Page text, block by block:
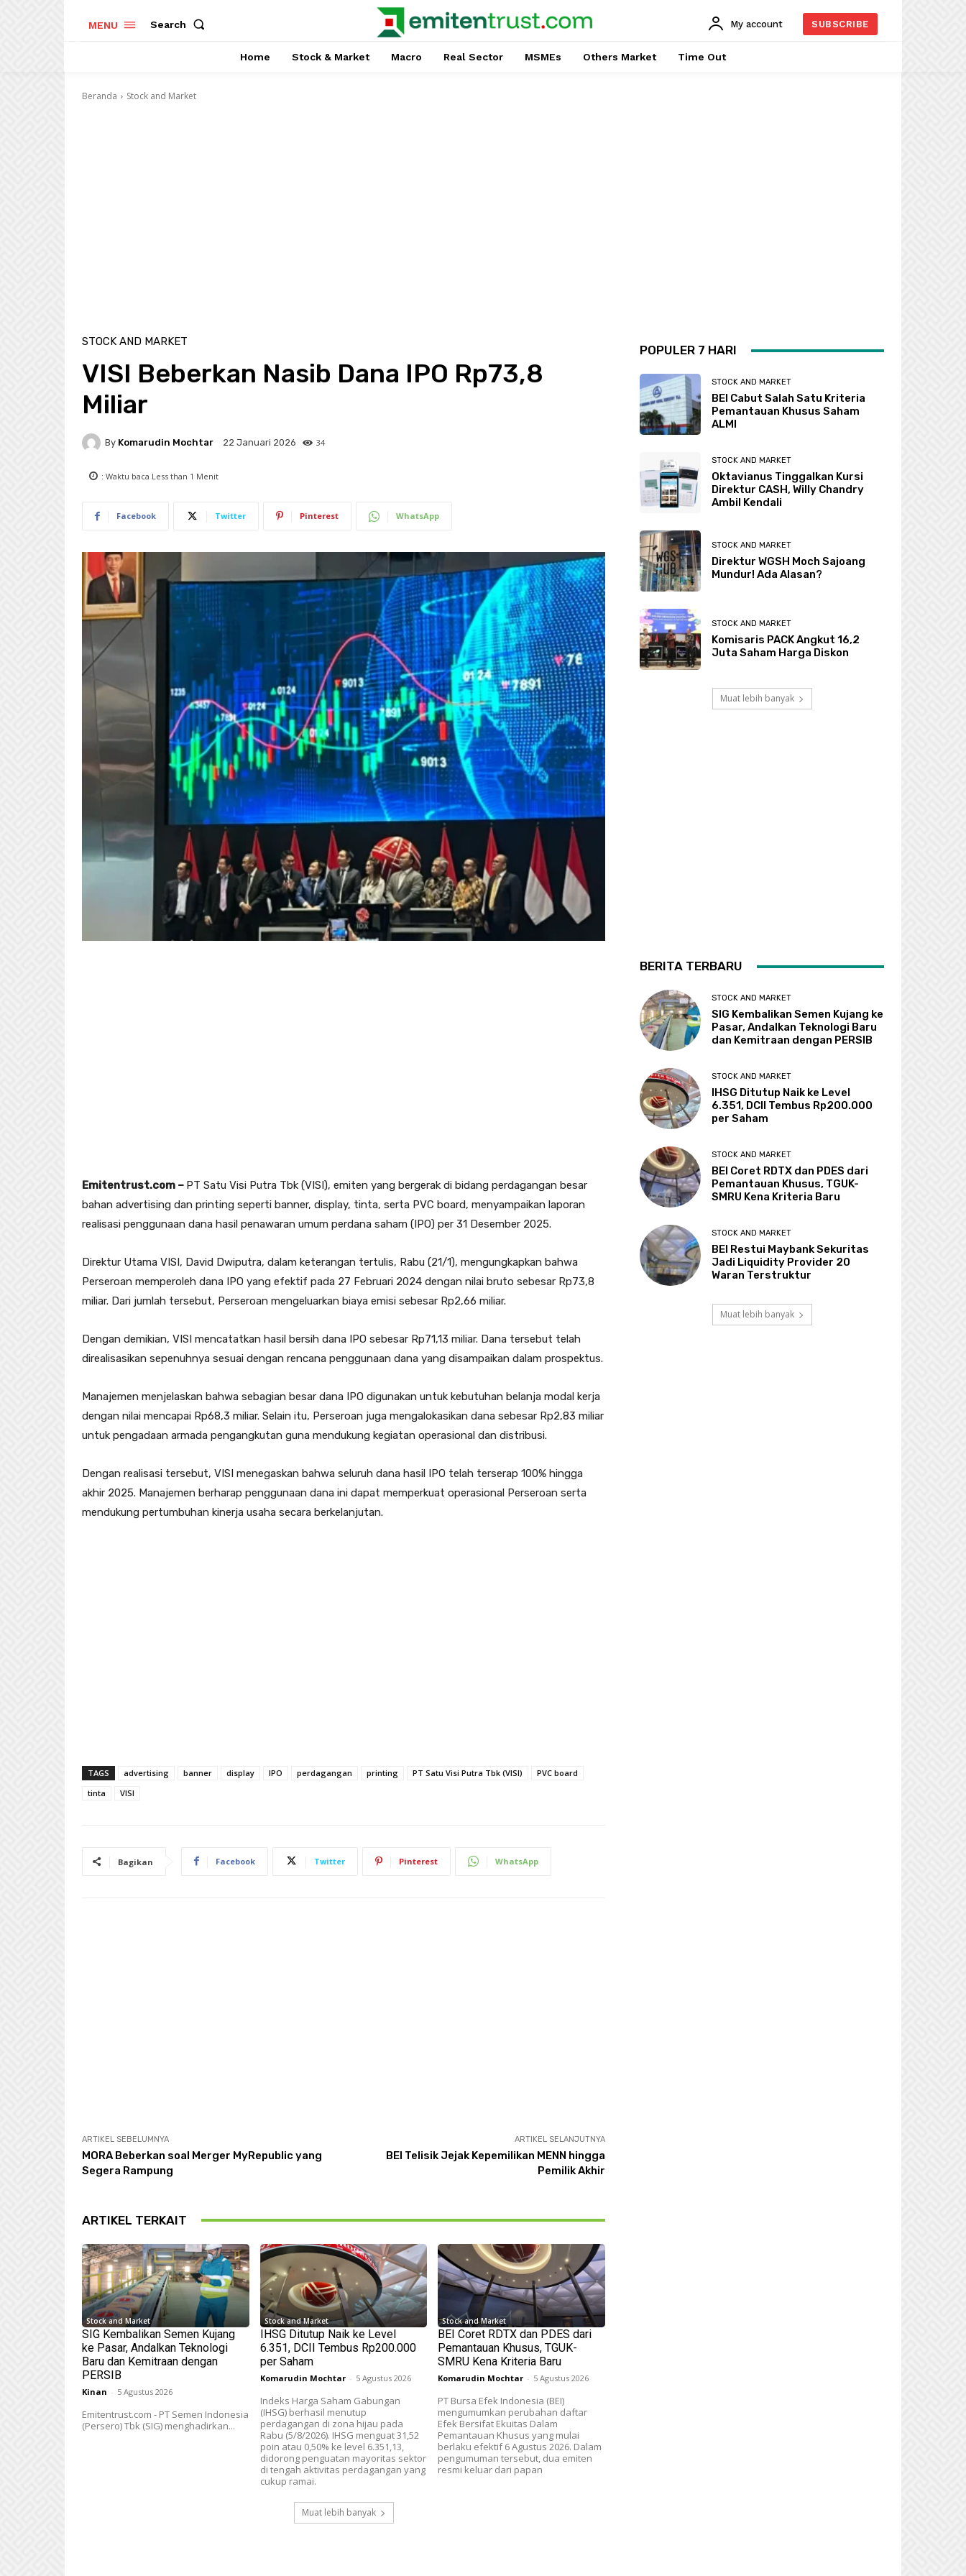
MENU Search My account SUBSCRIBE
Home Stock & Market Macro Real Sector MSMEs Others Market Time Out
Beranda Stock and Market
STOCK AND MARKET
VISI Beberkan Nasib Dana IPO Rp73,8
Miliar
By Komarudin Mochtar 22 Januari 2026 34
: Waktu baca Less than 1 Menit
Facebook Twitter Pinterest WhatsApp
Emitentrust.com – PT Satu Visi Putra Tbk (VISI), emiten yang bergerak di bidang perdagangan besar
bahan advertising dan printing seperti banner, display, tinta, serta PVC board, menyampaikan laporan
realisasi penggunaan dana hasil penawaran umum perdana saham (IPO) per 31 Desember 2025.
Direktur Utama VISI, David Dwiputra, dalam keterangan tertulis, Rabu (21/1), mengungkapkan bahwa
Perseroan memperoleh dana IPO yang efektif pada 27 Februari 2024 dengan nilai bruto sebesar Rp73,8
miliar. Dari jumlah tersebut, Perseroan mengeluarkan biaya emisi sebesar Rp2,66 miliar.
Dengan demikian, VISI mencatatkan hasil bersih dana IPO sebesar Rp71,13 miliar. Dana tersebut telah
direalisasikan sepenuhnya sesuai dengan rencana penggunaan dana yang disampaikan dalam prospektus.
Manajemen menjelaskan bahwa sebagian besar dana IPO digunakan untuk kebutuhan belanja modal kerja
dengan nilai mencapai Rp68,3 miliar. Selain itu, Perseroan juga mengalokasikan dana sebesar Rp2,83 miliar
untuk pengadaan armada pengangkutan guna mendukung kegiatan operasional dan distribusi.
Dengan realisasi tersebut, VISI menegaskan bahwa seluruh dana hasil IPO telah terserap 100% hingga
akhir 2025. Manajemen berharap penggunaan dana ini dapat memperkuat operasional Perseroan serta
mendukung pertumbuhan kinerja usaha secara berkelanjutan.
TAGS advertising banner display IPO perdagangan printing PT Satu Visi Putra Tbk (VISI)
PVC board
tinta
VISI
Bagikan Facebook Twitter Pinterest WhatsApp
ARTIKEL SEBELUMNYA
MORA Beberkan soal Merger MyRepublic yang
Segera Rampung
ARTIKEL SELANJUTNYA
BEI Telisik Jejak Kepemilikan MENN hingga
Pemilik Akhir
ARTIKEL TERKAIT
Stock and Market
SIG Kembalikan Semen Kujang
ke Pasar, Andalkan Teknologi
Baru dan Kemitraan dengan
PERSIB
Kinan - 5 Agustus 2026
Emitentrust.com - PT Semen Indonesia
(Persero) Tbk (SIG) menghadirkan...
Stock and Market
IHSG Ditutup Naik ke Level
6.351, DCII Tembus Rp200.000
per Saham
Komarudin Mochtar - 5 Agustus 2026
Indeks Harga Saham Gabungan
(IHSG) berhasil menutup
perdagangan di zona hijau pada
Rabu (5/8/2026). IHSG menguat 31,52
poin atau 0,50% ke level 6.351,13,
didorong penguatan mayoritas sektor
di tengah aktivitas perdagangan yang
cukup ramai.
Stock and Market
BEI Coret RDTX dan PDES dari
Pemantauan Khusus, TGUK-
SMRU Kena Kriteria Baru
Komarudin Mochtar - 5 Agustus 2026
PT Bursa Efek Indonesia (BEI)
mengumumkan perubahan daftar
Efek Bersifat Ekuitas Dalam
Pemantauan Khusus yang mulai
berlaku efektif 6 Agustus 2026. Dalam
pengumuman tersebut, dua emiten
resmi keluar dari papan
Muat lebih banyak
POPULER 7 HARI
STOCK AND MARKET
BEI Cabut Salah Satu Kriteria
Pemantauan Khusus Saham
ALMI
STOCK AND MARKET
Oktavianus Tinggalkan Kursi
Direktur CASH, Willy Chandry
Ambil Kendali
STOCK AND MARKET
Direktur WGSH Moch Sajoang
Mundur! Ada Alasan?
STOCK AND MARKET
Komisaris PACK Angkut 16,2
Juta Saham Harga Diskon
Muat lebih banyak
BERITA TERBARU
STOCK AND MARKET
SIG Kembalikan Semen Kujang ke
Pasar, Andalkan Teknologi Baru
dan Kemitraan dengan PERSIB
STOCK AND MARKET
IHSG Ditutup Naik ke Level
6.351, DCII Tembus Rp200.000
per Saham
STOCK AND MARKET
BEI Coret RDTX dan PDES dari
Pemantauan Khusus, TGUK-
SMRU Kena Kriteria Baru
STOCK AND MARKET
BEI Restui Maybank Sekuritas
Jadi Liquidity Provider 20
Waran Terstruktur
Muat lebih banyak